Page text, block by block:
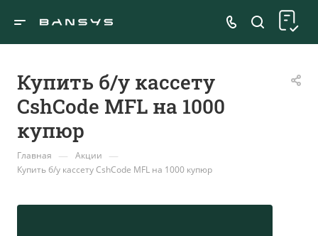
Купить б/у кассету
CshCode MFL на 1000
купюр
Главная — Акции —
Купить б/у кассету CshCode MFL на 1000 купюр